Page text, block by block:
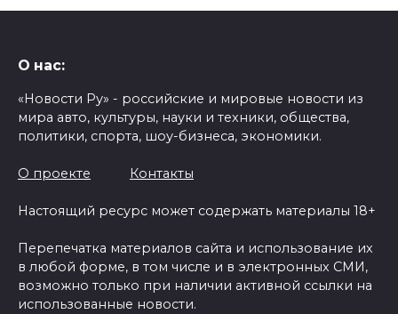
О нас:
«Новости Ру» - российские и мировые новости из
мира авто, культуры, науки и техники, общества,
политики, спорта, шоу-бизнеса, экономики.
О проекте Контакты
Настоящий ресурс может содержать материалы 18+
Перепечатка материалов сайта и использование их
в любой форме, в том числе и в электронных СМИ,
возможно только при наличии активной ссылки на
использованные новости.